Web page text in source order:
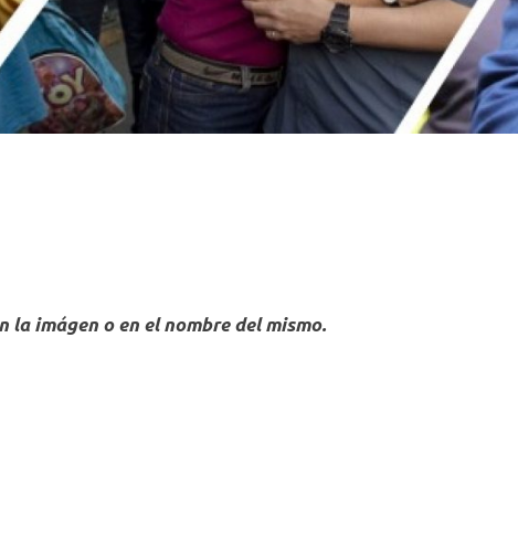
imágen o en el nombre del mismo.